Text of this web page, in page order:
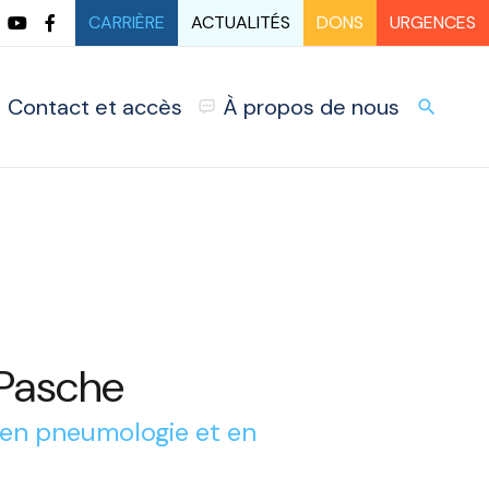
CARRIÈRE ACTUALITÉS DONS URGENCES
Contact et accès À propos de nous search
pneumologie et en